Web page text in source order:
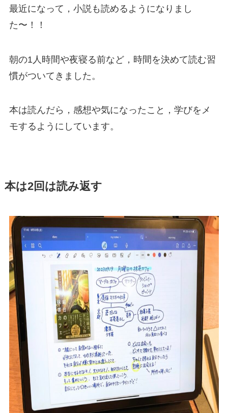
最近になって，小説も読めるようになりまし
た〜！！
朝の1人時間や夜寝る前など，時間を決めて読む習
慣がついてきました。
本は読んだら，感想や気になったこと，学びをメ
モするようにしています。
本は2回は読み返す